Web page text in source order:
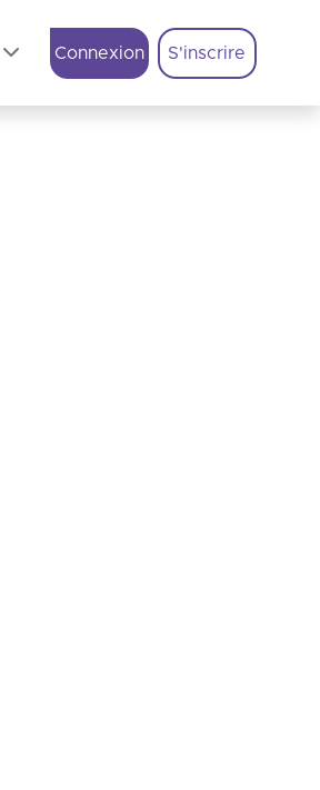
Connexion S'inscrire